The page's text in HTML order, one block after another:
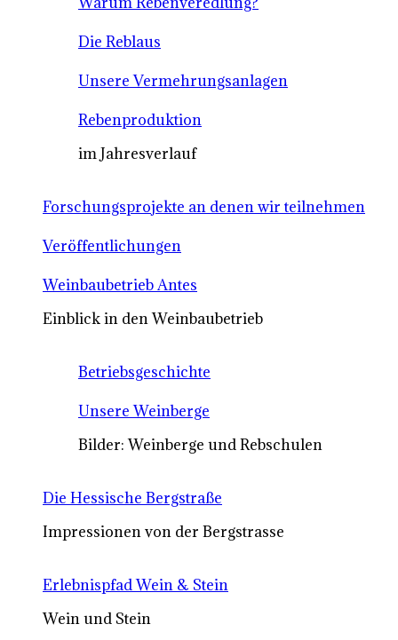
Die Reblaus
Unsere Vermehrungsanlagen
Rebenproduktion
im Jahresverlauf
Forschungsprojekte an denen wir teilnehmen
Veröffentlichungen
Weinbaubetrieb Antes
Einblick in den Weinbaubetrieb
Betriebsgeschichte
Unsere Weinberge
Bilder: Weinberge und Rebschulen
Die Hessische Bergstraße
Impressionen von der Bergstrasse
Erlebnispfad Wein & Stein
Wein und Stein